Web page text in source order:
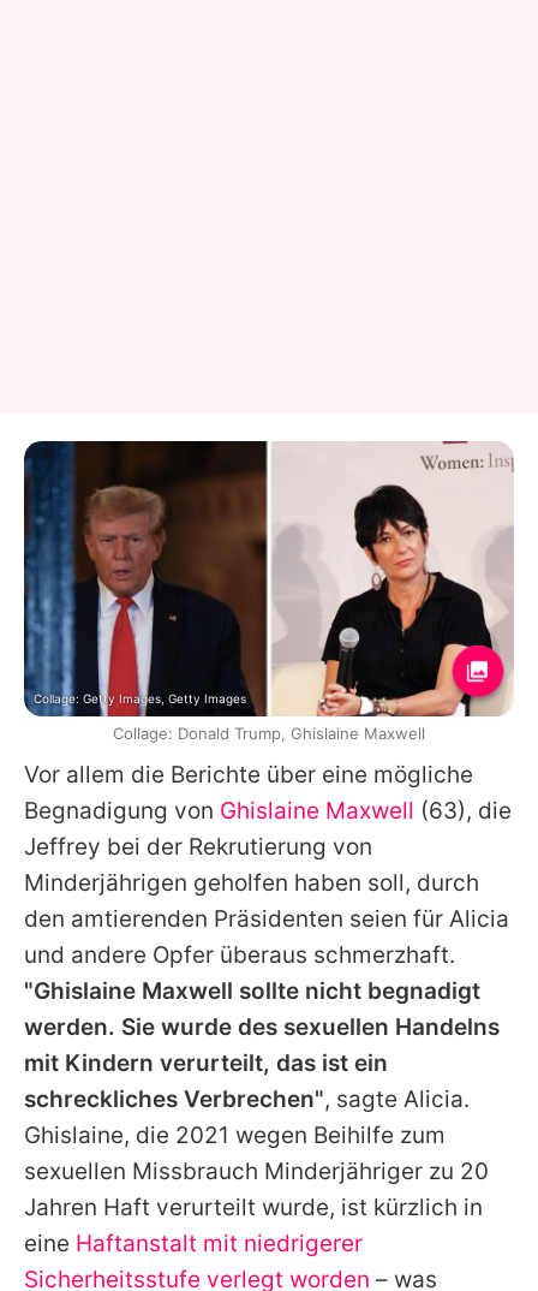
Vor allem die Berichte über eine mögliche
Begnadigung von Ghislaine Maxwell (63), die
Jeffrey bei der Rekrutierung von
Minderjährigen geholfen haben soll, durch
den amtierenden Präsidenten seien für Alicia
und andere Opfer überaus schmerzhaft.
"Ghislaine Maxwell sollte nicht begnadigt
werden. Sie wurde des sexuellen Handelns
mit Kindern verurteilt, das ist ein
schreckliches Verbrechen", sagte Alicia.
Ghislaine, die 2021 wegen Beihilfe zum
sexuellen Missbrauch Minderjähriger zu 20
Jahren Haft verurteilt wurde, ist kürzlich in
eine Haftanstalt mit niedrigerer
Sicherheitsstufe verlegt worden – was
Collage: Getty Images, Getty Images
Collage: Donald Trump, Ghislaine Maxwell